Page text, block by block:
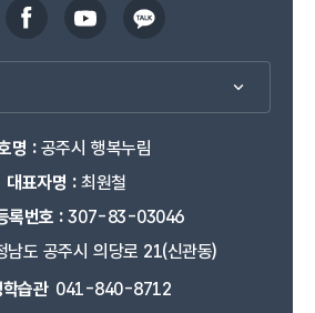
명 :공주시 행복누림
대표자명 :최원철
록번호 :307-83-03046
남도 공주시 의당로 21(신관동)
습관 041-840-8712